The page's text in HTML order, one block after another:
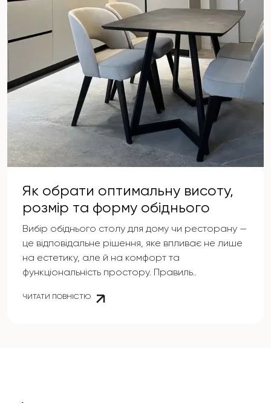
Як обрати оптимальну висоту,
розмір та форму обіднього
столу для зручності та
естетики?
Вибір обіднього столу для дому чи ресторану —
це відповідальне рішення, яке впливає не лише
на естетику, але й на комфорт та
функціональність простору. Правиль..
ЧИТАТИ ПОВНІСТЮ